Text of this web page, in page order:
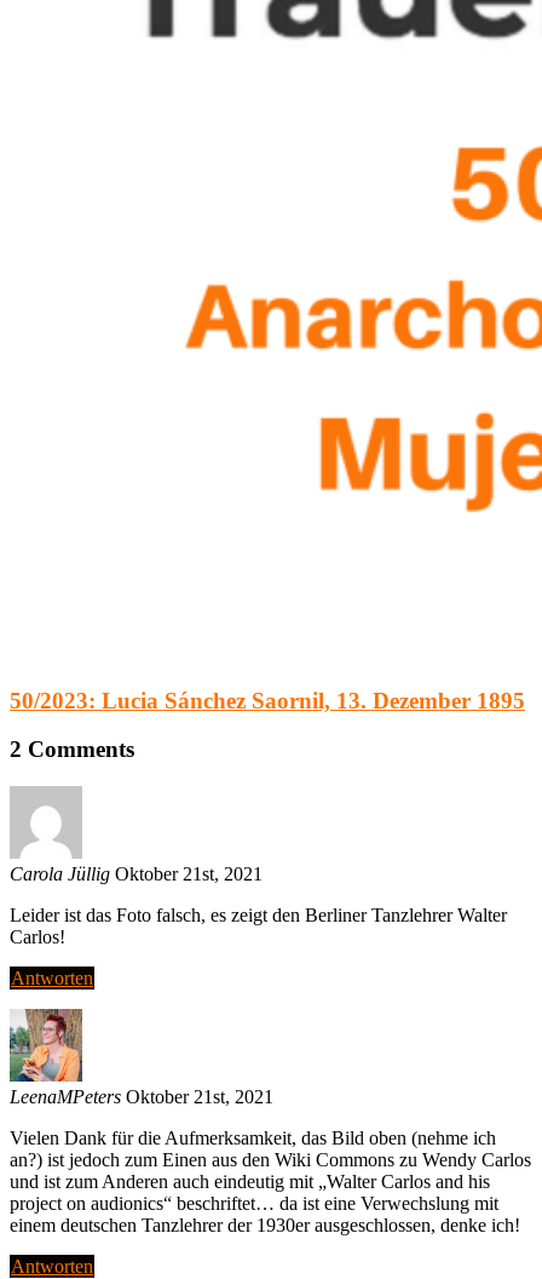
50/2023: Lucia Sánchez Saornil, 13. Dezember 1895
2 Comments
Carola Jüllig Oktober 21st, 2021
Leider ist das Foto falsch, es zeigt den Berliner Tanzlehrer Walter
Carlos!
Antworten
LeenaMPeters Oktober 21st, 2021
Vielen Dank für die Aufmerksamkeit, das Bild oben (nehme ich
an?) ist jedoch zum Einen aus den Wiki Commons zu Wendy Carlos
und ist zum Anderen auch eindeutig mit „Walter Carlos and his
project on audionics“ beschriftet… da ist eine Verwechslung mit
einem deutschen Tanzlehrer der 1930er ausgeschlossen, denke ich!
Antworten